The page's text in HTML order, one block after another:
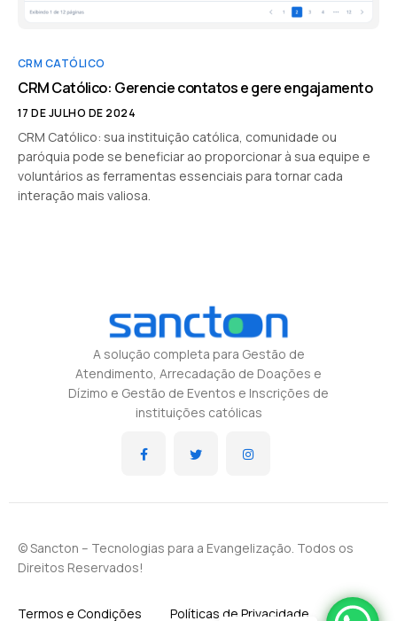
CRM CATÓLICO
CRM Católico: Gerencie contatos e gere engajamento
17 DE JULHO DE 2024
CRM Católico: sua instituição católica, comunidade ou
paróquia pode se beneficiar ao proporcionar à sua equipe e
voluntários as ferramentas essenciais para tornar cada
interação mais valiosa.
A solução completa para Gestão de
Atendimento, Arrecadação de Doações e
Dízimo e Gestão de Eventos e Inscrições de
instituições católicas
© Sancton – Tecnologias para a Evangelização. Todos os
Direitos Reservados!
Termos e Condições Políticas de Privacidade